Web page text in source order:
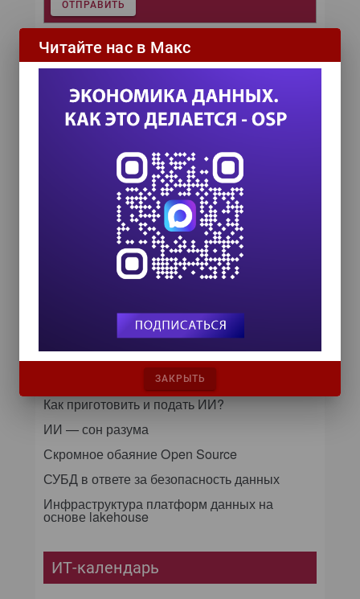
ОТПРАВИТЬ
Читайте нас в Макс
ЗАКРЫТЬ
Важные темы
Цифровая трансформация
Суперкомпьютеры
Социальные сети
Современные архитектуры
Прогнозная аналитика
Операционные системы
Микросервисы
Машинное обучение
Искусственный интеллект
Интернет вещей
Импортозамещение
Гиперавтоматизация
Большие данные
Блокчейн DevOps
Самое читаемое
Процессная аналитика – инструмент
повышения эффективности бизнес-
Как приготовить и подать ИИ?
ИИ — сон разума
Скромное обаяние Open Source
СУБД в ответе за безопасность данных
Инфраструктура платформ данных на
основе lakehouse
ИТ-календарь